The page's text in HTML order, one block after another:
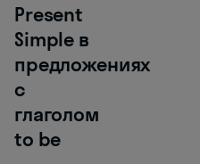
Present
Simple в
предложениях
с
глаголом
to be